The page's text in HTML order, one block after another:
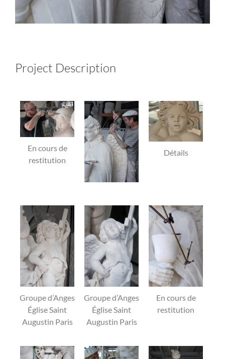
Project Description
En cours de
restitution
Détails
Groupe d’Anges
Église Saint
Augustin Paris
Groupe d’Anges
Église Saint
Augustin Paris
En cours de
restitution